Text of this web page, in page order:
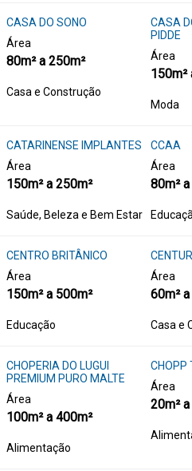
CASA DO SONO
Área
80m² a 250m²
Casa e Construção
CASA
PIDDE
Área
150m²
Moda
CATARINENSE IMPLANTES
Área
150m² a 250m²
Saúde, Beleza e Bem Estar
CCAA
Área
80m²
CENTRO BRITÂNICO
Área
150m² a 500m²
Educação
Área
60m²
Casa e
CHOPERIA DO LUGUI
PREMIUM PURO MALTE
Área
100m² a 400m²
Alimentação
CHOPP
Área
20m²